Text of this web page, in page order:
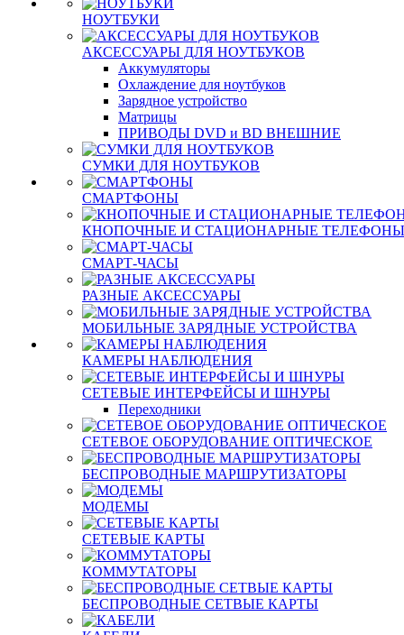
НОУТБУКИ
АКСЕССУАРЫ ДЛЯ НОУТБУКОВ
Аккумуляторы
Охлаждение для ноутбуков
Зарядное устройство
Матрицы
ПРИВОДЫ DVD и BD ВНЕШНИЕ
СУМКИ ДЛЯ НОУТБУКОВ
СМАРТФОНЫ
КНОПОЧНЫЕ И СТАЦИОНАРНЫЕ ТЕЛЕФОНЫ
СМАРТ-ЧАСЫ
РАЗНЫЕ АКСЕССУАРЫ
МОБИЛЬНЫЕ ЗАРЯДНЫЕ УСТРОЙСТВА
КАМЕРЫ НАБЛЮДЕНИЯ
СЕТЕВЫЕ ИНТЕРФЕЙСЫ И ШНУРЫ
Переходники
СЕТЕВОЕ ОБОРУДОВАНИЕ ОПТИЧЕСКОЕ
БЕСПРОВОДНЫЕ МАРШРУТИЗАТОРЫ
МОДЕМЫ
СЕТЕВЫЕ КАРТЫ
КОММУТАТОРЫ
БЕСПРОВОДНЫЕ СЕТВЫЕ КАРТЫ